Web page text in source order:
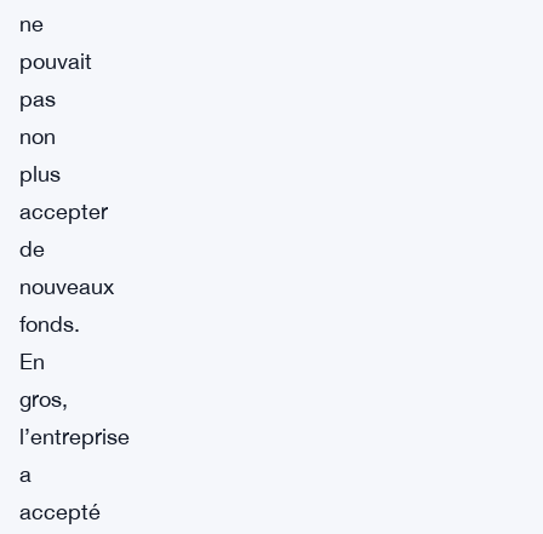
ne
pouvait
pas
non
plus
accepter
de
nouveaux
fonds.
En
gros,
l’entreprise
a
accepté